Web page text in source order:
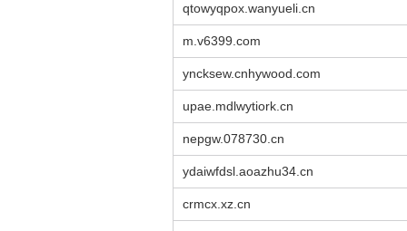
qtowyqpox.wanyueli.cn
m.v6399.com
yncksew.cnhywood.com
upae.mdlwytiork.cn
nepgw.078730.cn
ydaiwfdsl.aoazhu34.cn
crmcx.xz.cn